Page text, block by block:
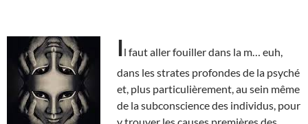
Il faut aller fouiller dans la m… euh,
dans les strates profondes de la psyché
et, plus particulièrement, au sein même
de la subconscience des individus, pour
y trouver les causes premièresdes